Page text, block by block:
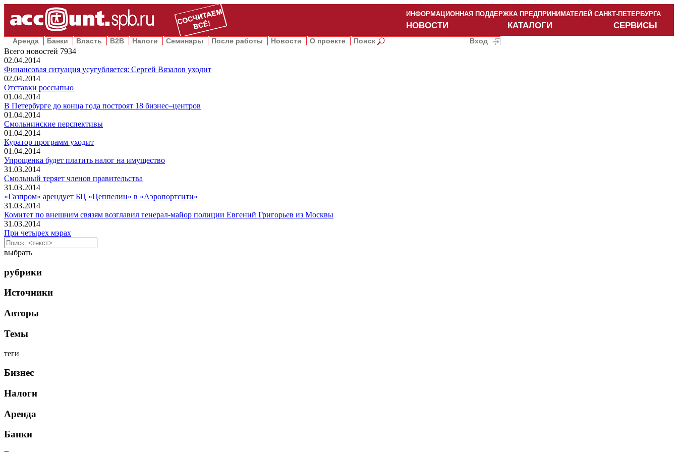
ИНФОРМАЦИОННАЯ ПОДДЕРЖКА ПРЕДПРИНИМАТЕЛЕЙ САНКТ-ПЕТЕРБУРГА
НОВОСТИ КАТАЛОГИ СЕРВИСЫ
Аренда Банки Власть B2B Налоги Семинары После работы Новости О проекте Поиск Вход
Всего новостей 7934
02.04.2014
Финансовая ситуация усугубляется: Сергей Вязалов уходит
02.04.2014
Отставки россыпью
01.04.2014
В Петербурге до конца года построят 18 бизнес–центров
01.04.2014
Смольнинские перспективы
01.04.2014
Куратор программ уходит
01.04.2014
Упрощенка будет платить налог на имущество
31.03.2014
Смольный теряет членов правительства
31.03.2014
«Газпром» арендует БЦ «Цеппелин» в «Аэропортсити»
31.03.2014
Комитет по внешним связям возглавил генерал-майор полиции Евгений Григорьев из Москвы
31.03.2014
При четырех мэрах
выбрать
рубрики
Источники
Авторы
Темы
теги
Бизнес
Налоги
Аренда
Банки